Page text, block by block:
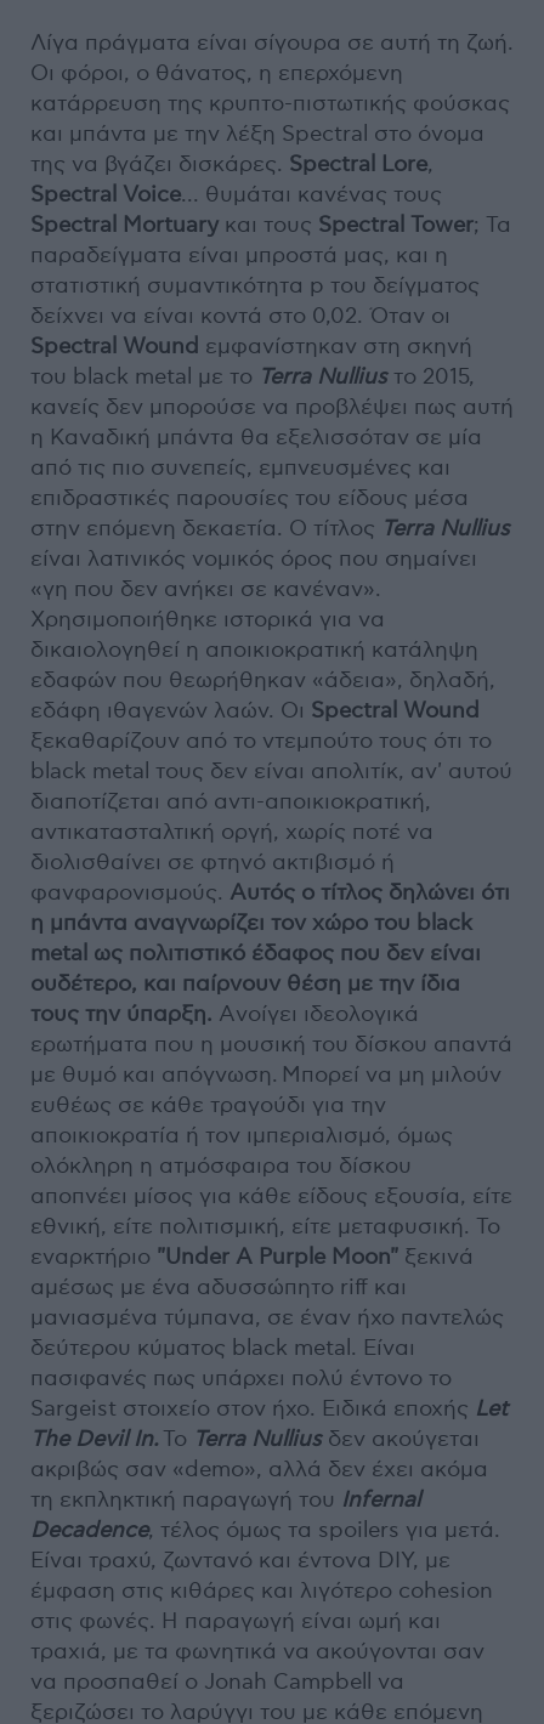
Λίγα πράγματα είναι σίγουρα σε αυτή τη ζωή.
Οι φόροι, ο θάνατος, η επερχόμενη
κατάρρευση της κρυπτο-πιστωτικής φούσκας
και μπάντα με την λέξη Spectral στο όνομα
της να βγάζει δισκάρες. Spectral Lore,
Spectral Voice... θυμάται κανένας τους
Spectral Mortuary και τους Spectral Tower; Τα
παραδείγματα είναι μπροστά μας, και η
στατιστική συμαντικότητα p του δείγματος
δείχνει να είναι κοντά στο 0,02. Όταν οι
Spectral Wound εμφανίστηκαν στη σκηνή
του black metal με το Terra Nulliusτο 2015,
κανείς δεν μπορούσε να προβλέψει πως αυτή
η Καναδική μπάντα θα εξελισσόταν σε μία
από τις πιο συνεπείς, εμπνευσμένες και
επιδραστικές παρουσίες του είδους μέσα
στην επόμενη δεκαετία. Ο τίτλος Terra Nullius
είναι λατινικός νομικός όρος που σημαίνει
«γη που δεν ανήκει σε κανέναν».
Χρησιμοποιήθηκε ιστορικά για να
δικαιολογηθεί η αποικιοκρατική κατάληψη
εδαφών που θεωρήθηκαν «άδεια», δηλαδή,
εδάφη ιθαγενών λαών. Οι Spectral Wound
ξεκαθαρίζουν από το ντεμπούτο τους ότι το
black metal τους δεν είναι απολιτίκ, αν' αυτού
διαποτίζεται από αντι-αποικιοκρατική,
αντικατασταλτική οργή, χωρίς ποτέ να
διολισθαίνει σε φτηνό ακτιβισμό ή
φανφαρονισμούς. Αυτός ο τίτλος δηλώνει ότι
η μπάντα αναγνωρίζει τον χώρο του black
metal ως πολιτιστικό έδαφος που δεν είναι
ουδέτερο, και παίρνουν θέση με την ίδια
τους την ύπαρξη. Aνοίγει ιδεολογικά
ερωτήματα που η μουσική του δίσκου απαντά
με θυμό και απόγνωση. Μπορεί να μη μιλούν
ευθέως σε κάθε τραγούδι για την
αποικιοκρατία ή τον ιμπεριαλισμό, όμως
ολόκληρη η ατμόσφαιρα του δίσκου
αποπνέει μίσος για κάθε είδους εξουσία, είτε
εθνική, είτε πολιτισμική, είτε μεταφυσική. Το
εναρκτήριο "Under A Purple Moon" ξεκινά
αμέσως με ένα αδυσσώπητο riff και
μανιασμένα τύμπανα, σε έναν ήχο παντελώς
δεύτερου κύματος black metal. Είναι
πασιφανές πως υπάρχει πολύ έντονο το
Sargeist στοιχείο στον ήχο. Ειδικά εποχής Let
The Devil In. Το Terra Nulliusδεν ακούγεται
ακριβώς σαν «demo», αλλά δεν έχει ακόμα
τη εκπληκτική παραγωγή του Infernal
Decadence, τέλος όμως τα spoilers για μετά.
Είναι τραχύ, ζωντανό και έντονα DIY, με
έμφαση στις κιθάρες και λιγότερο cohesion
στις φωνές. Η παραγωγή είναι ωμή και
τραχιά, με τα φωνητικά να ακούγονται σαν
να προσπαθεί ο Jonah Campbell να
ξεριζώσει το λαρύγγι του με κάθε επόμενη